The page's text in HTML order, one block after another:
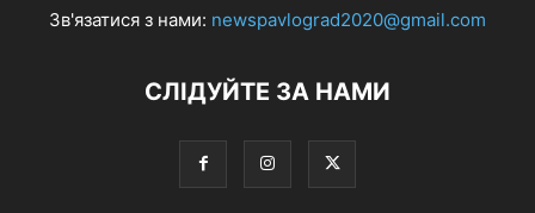
Зв'язатися з нами: newspavlograd2020@gmail.com
СЛІДУЙТЕ ЗА НАМИ